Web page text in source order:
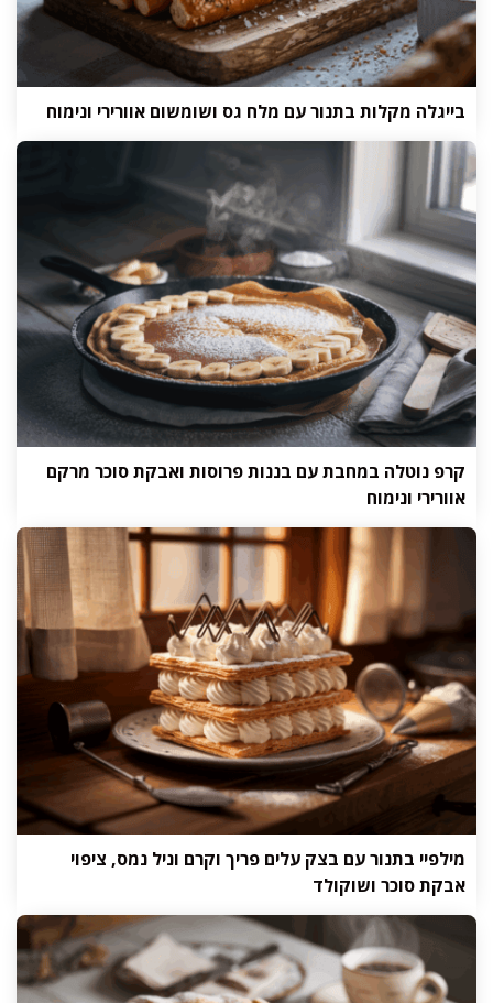
בייגלה מקלות בתנור עם מלח גס ושומשום אוורירי ונימוח
קרפ נוטלה במחבת עם בננות פרוסות ואבקת סוכר מרקם
אוורירי ונימוח
מילפיי בתנור עם בצק עלים פריך וקרם וניל נמס, ציפוי
אבקת סוכר ושוקולד